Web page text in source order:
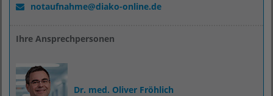
notaufnahme@diako-online.de
Ihre Ansprechpersonen
Dr. med. Oliver Fröhlich